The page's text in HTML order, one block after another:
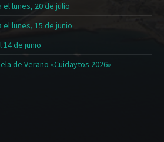
lunes, 20 de julio
lunes, 15 de junio
14 de junio
de Verano «Cuidaytos 2026»